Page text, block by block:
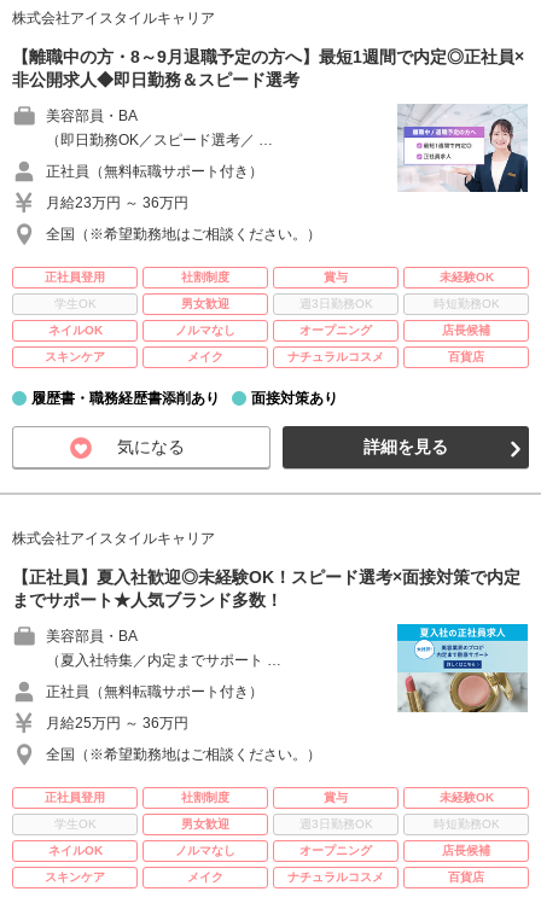
株式会社アイスタイルキャリア
【離職中の方・8～9月退職予定の方へ】最短1週間で内定◎正社員×
非公開求人◆即日勤務＆スピード選考
美容部員・BA
（即日勤務OK／スピード選考／ …
正社員（無料転職サポート付き）
月給23万円 ～ 36万円
全国（※希望勤務地はご相談ください。）
正社員登用 社割制度 賞与
未経験OK
学生OK
男女歓迎 週3日勤務OK
時短勤務OK
ネイルOK
ノルマなし オープニング
店長候補
スキンケア
メイク ナチュラルコスメ 百貨店
履歴書・職務経歴書添削あり 面接対策あり
気になる 詳細を見る
株式会社アイスタイルキャリア
【正社員】夏入社歓迎◎未経験OK！スピード選考×面接対策で内定
までサポート★人気ブランド多数！
美容部員・BA
（夏入社特集／内定までサポート …
正社員（無料転職サポート付き）
月給25万円 ～ 36万円
全国（※希望勤務地はご相談ください。）
正社員登用 社割制度 賞与
未経験OK
学生OK
男女歓迎 週3日勤務OK
時短勤務OK
ネイルOK
ノルマなし オープニング
店長候補
スキンケア
メイク ナチュラルコスメ 百貨店